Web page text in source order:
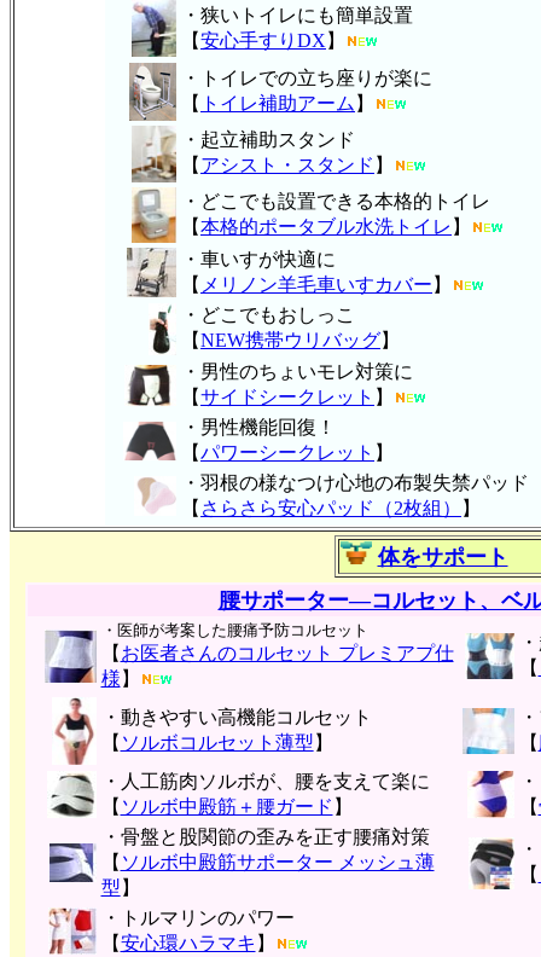
・狭いトイレにも簡単設置
【安心手すりDX 】
・トイレでの立ち座りが楽に
【 トイレ補助アーム 】
・起立補助スタンド
【 アシスト・スタンド 】
・どこでも設置できる本格的トイレ
【本格的ポータブル水洗トイレ 】
・車いすが快適に
【 メリノン羊毛車いすカバー 】
・どこでもおしっこ
【NEW携帯ウリバッグ】
・男性のちょいモレ対策に
【サイドシークレット 】
・男性機能回復！
【パワーシークレット 】
・ 羽根の様なつけ心地の布製失禁パッ ド
【 さらさら安心パッド（2枚組） 】
体をサポート
腰サポーター―コルセット、ベ
・医師が考案した腰痛予防コルセット
【 お医者さんのコルセット プレミアプ仕
様 】
【
・動きやすい高機能コルセット
【 ソルボコルセット薄型 】
【
・人工筋肉ソルボが、腰を支えて楽に
【 ソルボ中殿筋＋腰ガード 】
【
・骨盤と股関節の歪みを正す腰痛対策
【 ソルボ中殿筋サポーター メッシュ薄
型 】
【
・トルマリンのパワー
【安心環ハラマキ 】